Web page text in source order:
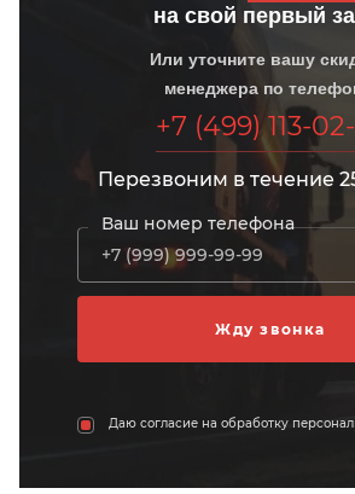
на свой первый
Или уточните вашу
менеджера по
+7 (499) 113-
Перезвоним в течение
Ваш номер телефона
Даю согласие на обработку